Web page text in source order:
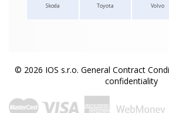
Skoda Toyota Volvo
© 2026 IOS s.r.o. General Contract
confidentiality